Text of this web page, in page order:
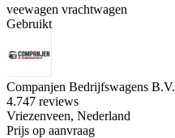
veewagen vrachtwagen
Gebruikt
Companjen Bedrijfswagens B.V.
4.747 reviews
Vriezenveen, Nederland
Prijs op aanvraag